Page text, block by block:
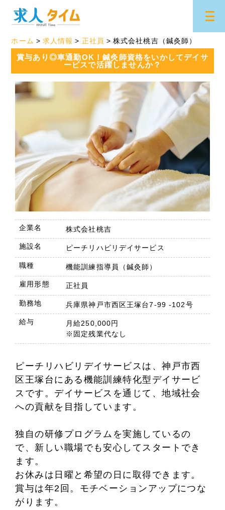
ホーム 求人情報 正社員 株式会社桃吉（鍼灸師）
賞与あり◎車通勤OK！鍼灸師資格をいかしてデイサ
ービスで活躍しませんか？
企業名 株式会社桃吉
施設名 ピーチリハビリデイサービス
職種 機能訓練指導員（鍼灸師）
雇用形態 正社員
勤務地 兵庫県神戸市西区王塚台7-99 -102号
給与
月給250,000円
※固定残業代なし
ピーチリハビリデイサービスは、神戸市西
区王塚台にある機能訓練特化型デイサービ
スです。デイサービスを通じて、地域社会
への貢献を目指しています。
独自の研修プログラムを実施しているの
で、新しい職場でも安心してスタートでき
ます。
お休みは日曜と希望の日に取得できます。
賞与は年2回。モチベーションアップにつな
がります。